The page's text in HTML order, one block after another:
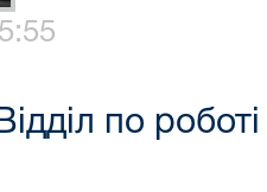
Відділ по